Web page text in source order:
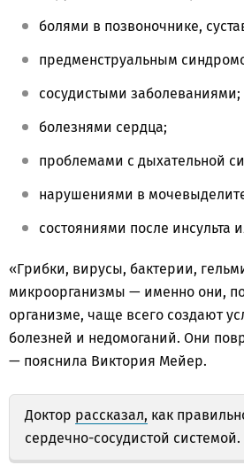
болями в позвоночнике,
предменструальным
сосудистыми заболеваниями;
болезнями сердца;
проблемами с дыхательной
нарушениями в
состояниями после инсульта
«Грибки, вирусы, бактерии,
микроорганизмы — именно они,
организме, чаще всего создают
болезней и недомоганий. Они
— пояснила Виктория Мейер.
Доктор рассказал, как
сердечно-сосудистой системой.